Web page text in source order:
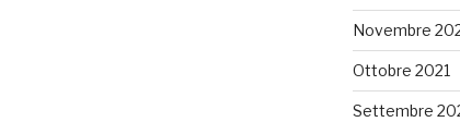
Novembre
Ottobre 2021
Settembre